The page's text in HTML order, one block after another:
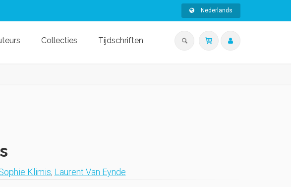
Nederlands
Collecties Tijdschriften
Klimis, Laurent Van Eynde